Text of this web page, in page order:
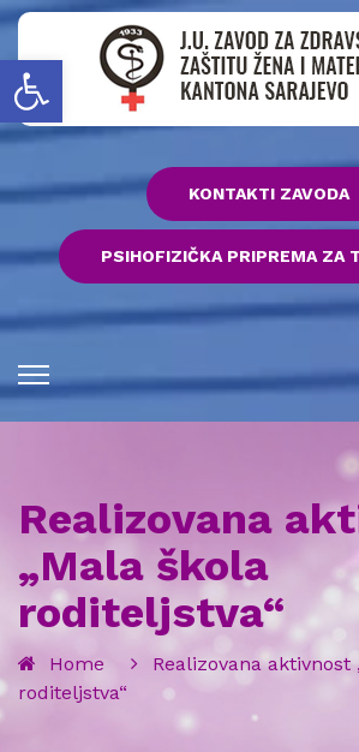
Open toolbar
KONTAKTI ZAVODA
PSIHOFIZIČKA PRIPREMA ZA
Realizovana
„Mala škola
roditeljstva“
Home
Realizovana aktivnost
roditeljstva“